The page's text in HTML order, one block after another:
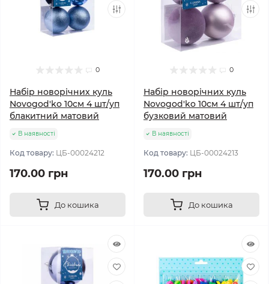
0
Набір новорічних куль
Novogod'ko 10см 4 шт/уп
блакитний матовий
В наявності
Код товару: ЦБ-00024212
170.00 грн
До кошика
0
Набір новорічних куль
Novogod'ko 10см 4 шт/уп
бузковий матовий
В наявності
Код товару: ЦБ-00024213
170.00 грн
До кошика